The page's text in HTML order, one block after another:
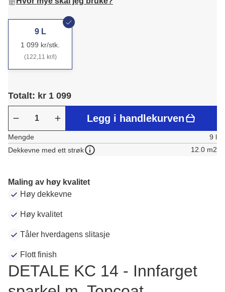
9 L
1 099 kr/stk.
(122,11 kr/l)
Totalt: kr 1 099
Legg i handlekurven
Mengde
9 l
Dekkevne med ett strøk
12.0 m2
Maling av høy kvalitet
Høy dekkevne
Høy kvalitet
Tåler hverdagens slitasje
Flott finish
DETALE KC 14 - Innfarget